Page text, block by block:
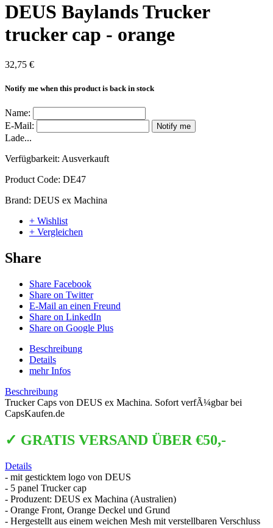
DEUS Baylands Trucker
trucker cap - orange
32,75 €
Notify me when this product is back in stock
Name:
E-Mail:
Notify me
Lade...
Verfügbarkeit: Ausverkauft
Product Code: DE47
Brand: DEUS ex Machina
+ Wishlist
+ Vergleichen
Share
Share Facebook
Share on Twitter
E-Mail an einen Freund
Share on LinkedIn
Share on Google Plus
Beschreibung
Details
mehr Infos
Beschreibung
Trucker Caps von DEUS ex Machina. Sofort verfÃ¼gbar bei
CapsKaufen.de
✓ GRATIS VERSAND ÜBER €50,-
Details
- mit gesticktem logo von DEUS
- 5 panel Trucker cap
- Produzent: DEUS ex Machina (Australien)
- Orange Front, Orange Deckel und Grund
- Hergestellt aus einem weichen Mesh mit verstellbaren Verschluss